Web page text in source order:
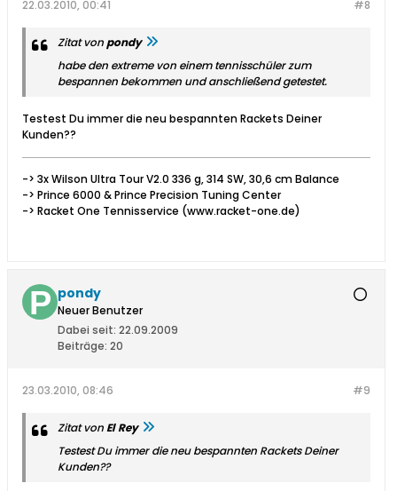
#8
22.03.2010, 00:41
Zitat vonpondy
habe den extreme von einem tennisschüler zum
bespannen bekommen und anschließend getestet.
Testest Du immer die neu bespannten Rackets Deiner
Kunden??
-> 3x Wilson Ultra Tour V2.0 336 g, 314 SW, 30,6 cm Balance
-> Prince 6000 & Prince Precision Tuning Center
-> Racket One Tennisservice (www.racket-one.de)
pondy
Neuer Benutzer
Dabei seit: 22.09.2009
Beiträge: 20
#9
23.03.2010, 08:46
Zitat vonEl Rey
Testest Du immer die neu bespannten Rackets Deiner
Kunden??